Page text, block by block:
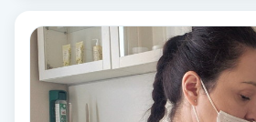
Idrottsmassage